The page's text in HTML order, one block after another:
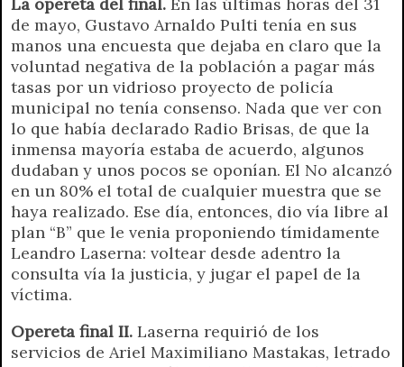
a
t
s
A
p
p
l
e
g
r
a
m
i
t
t
e
r
c
e
b
o
o
k
s
s
e
n
g
e
r
p
y
L
i
n
k
a
i
l
i
n
t
F
r
i
e
n
d
l
y
de mayo, Gustavo Arnaldo Pulti tenía en sus
manos una encuesta que dejaba en claro que la
voluntad negativa de la población a pagar más
tasas por un vidrioso proyecto de policía
municipal no tenía consenso. Nada que ver con
lo que había declarado Radio Brisas, de que la
inmensa mayoría estaba de acuerdo, algunos
dudaban y unos pocos se oponían. El No alcanzó
en un 80% el total de cualquier muestra que se
haya realizado. Ese día, entonces, dio vía libre al
plan “B” que le venia proponiendo tímidamente
Leandro Laserna: voltear desde adentro la
consulta vía la justicia, y jugar el papel de la
víctima.
Opereta final II. Laserna requirió de los
servicios de Ariel Maximiliano Mastakas, letrado